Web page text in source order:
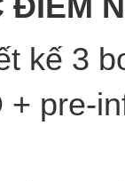
kế 3
+ pre-